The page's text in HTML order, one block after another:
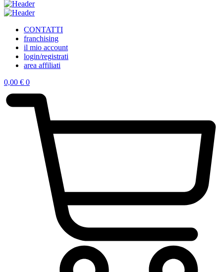
CONTATTI
franchising
il mio account
login/registrati
area affiliati
0,00 € 0